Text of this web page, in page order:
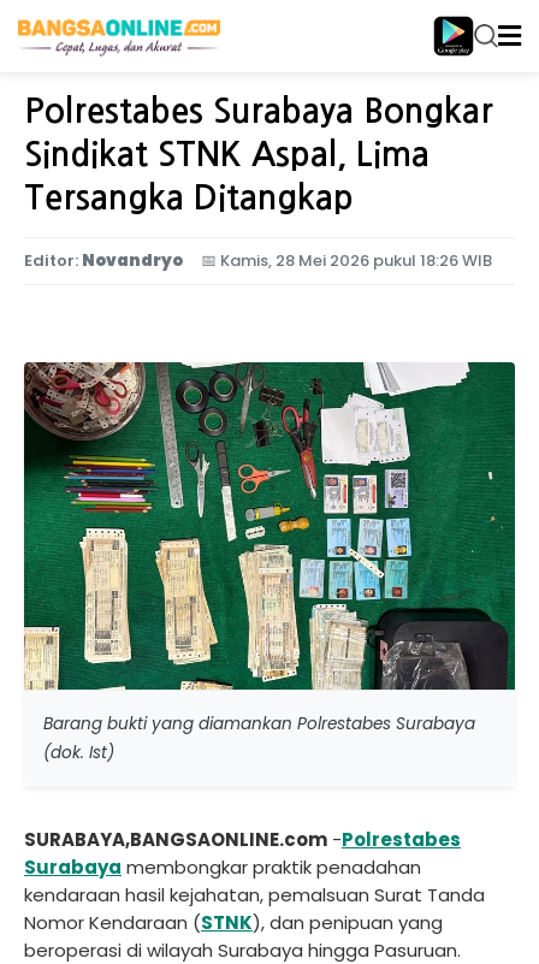
Home Jawa Timur
Polrestabes Surabaya Bongkar
Sindikat STNK Aspal, Lima
Tersangka Ditangkap
Editor: Novandryo 📅 Kamis, 28 Mei 2026 pukul 18:26 WIB
Barang bukti yang diamankan Polrestabes Surabaya
(dok. Ist)
SURABAYA,BANGSAONLINE.com -Polrestabes
Surabaya membongkar praktik penadahan
kendaraan hasil kejahatan, pemalsuan Surat Tanda
Nomor Kendaraan (STNK), dan penipuan yang
beroperasi di wilayah Surabaya hingga Pasuruan.